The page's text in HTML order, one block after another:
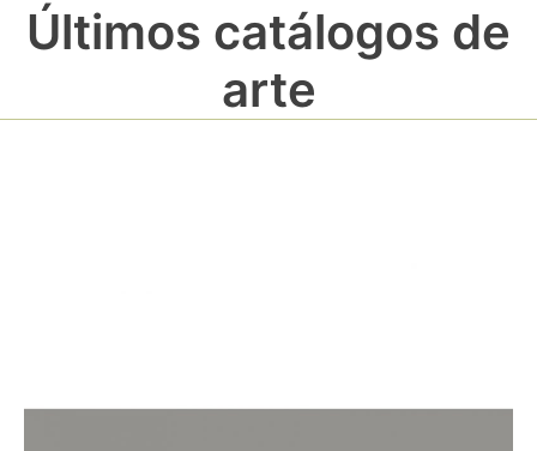
Últimos catálogos de
arte